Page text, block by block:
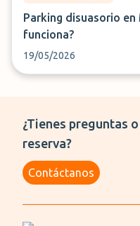
Parking disuasorio en
funciona?
19/05/2026
¿Tienes preguntas
reserva?
Contáctanos